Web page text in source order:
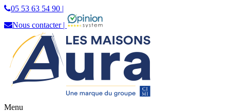
05 53 63 54 90 |
Nous contacter |
Menu